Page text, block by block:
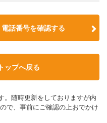
話番号を確認する
ップへ戻る
。随時更新をしておりますが内
で、事前にご確認の上おでかけ